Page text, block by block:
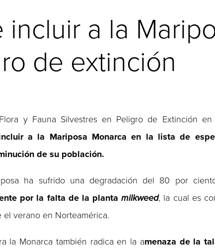
incluir a la
de extinción
y Fauna Silvestres en Peligro de Extinción en
a la Mariposa Monarca en la lista de
de su población.
ha sufrido una degradación del 80 por
por la falta de la plantamilkweed, la cual es
verano en Norteamérica.
la Monarca también radica en la amenaza de la